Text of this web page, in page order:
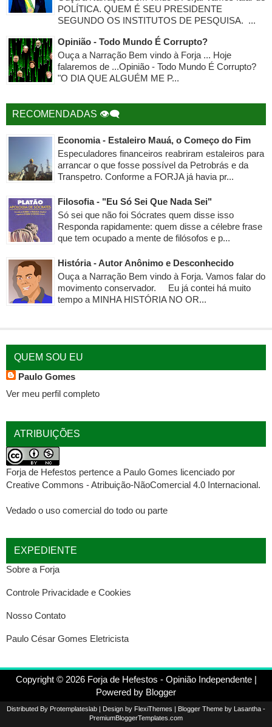
POLÍTICA. QUEM É SEU PRESIDENTE
SEGUNDO OS INSTITUTOS DE PESQUISA. ...
Opinião - Todo Mundo É Corrupto?
Ouça a Narração Bem vindo à Forja ... Hoje
falaremos de ...Opinião - Todo Mundo É Corrupto?
"O DIA QUE ALGUÉM ME P...
RECOMENDADAS 👁‍🗨
Economia - Estaleiro Mauá, o Começo do Fim
Especuladores financeiros reabriram estaleiros para
arrancar o que fosse possível da Petrobrás e da
Transpetro. Conforme a FORJA já havia pr...
Filosofia - "Eu Só Sei Que Nada Sei"
Só sei que não foi Sócrates quem disse isso
Responda rapidamente: quem disse a célebre frase
que tem ocupado a mente de filósofos e p...
História - Autor Anônimo e Desconhecido
Ouça a Narração Bem vindo à Forja. Vamos falar do
movimento conservador. Eu já contei há muito
tempo a MINHA HISTÓRIA NO OR...
QUEM SOU EU
Paulo Gomes
Ver meu perfil completo
ATRIBUIÇÕES
Forja de Hefestos pertence a Paulo Gomes licenciado por
Creative Commons - Atribuição-NãoComercial 4.0 Internacional.
Vedado o uso comercial do todo ou parte
EXPEDIENTE
Sobre a Forja
Controle Privacidade e Cookies
Nosso Contato
Paulo César Gomes Eletricista
Copyright © 2026 Forja de Hefestos - Opinião Independente|
Powered by Blogger
Distributed By Protemplateslab | Design by FlexiThemes | Blogger Theme by Lasantha -
PremiumBloggerTemplates.com